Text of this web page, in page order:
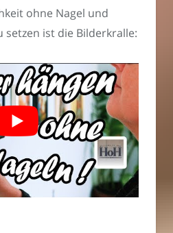
ohne Nagel und
setzen ist die Bilderkralle: